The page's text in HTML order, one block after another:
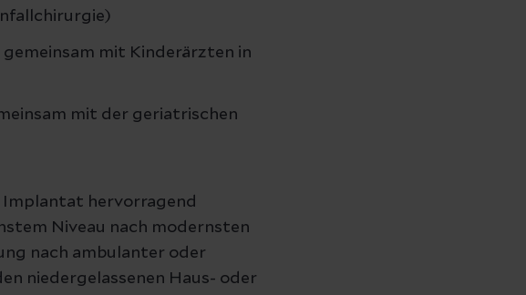
mit Kinderärzten in
mit der geriatrischen
Implantat hervorragend
Niveau nach modernsten
nach ambulanter oder
niedergelassenen Haus- oder